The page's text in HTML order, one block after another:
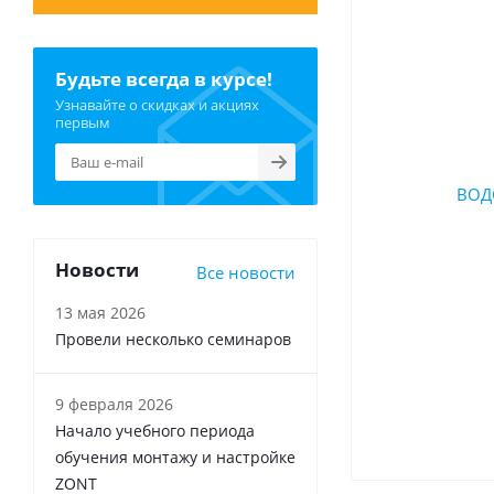
Будьте всегда в курсе!
Узнавайте о скидках и акциях
первым
Новости Все новости
13 мая 2026
Провели несколько семинаров
9 февраля 2026
Начало учебного периода
обучения монтажу и настройке
ZONT